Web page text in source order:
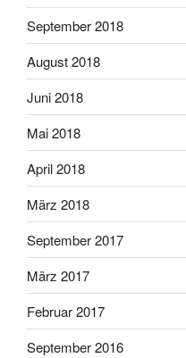
September 2018
August 2018
Juni 2018
Mai 2018
April 2018
März 2018
September 2017
März 2017
Februar 2017
September 2016